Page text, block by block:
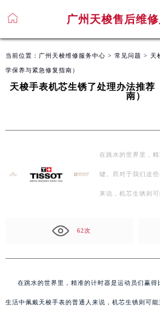
广州天梭售后维
广州天梭售后维
当前位置： 广州天梭维修服务中心 > 常见问题 > 天
学保养与紧急修复指南）
天梭手表机芯生锈了处理办法推荐
南）
在跳水的世界里，
键。而对于我们这
来说，机芯生锈则
62次
在跳水的世界里，精准的计时器是运动员们赢
生活中佩戴天梭手表的普通人来说，机芯生锈则可